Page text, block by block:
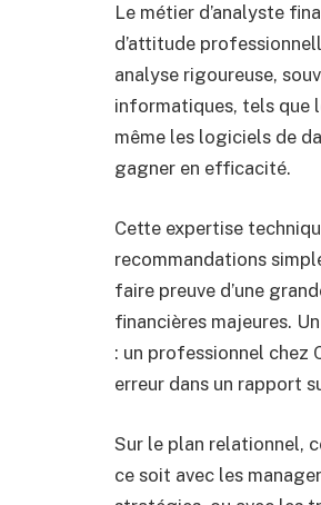
Le métier d’analyste
d’attitude
analyse rigoureuse,
informatiques, tels que
même les logiciels de
gagner en efficacité.
Cette expertise
recommandations
faire preuve d’une
financières majeures.
: un professionnel chez
erreur dans un rapport
Sur le plan relationnel,
ce soit avec les